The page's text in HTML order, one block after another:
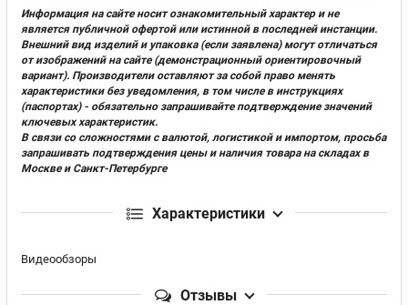
Информация на сайте носит ознакомительный характер и не
является публичной офертой или истинной в последней инстанции.
Внешний вид изделий и упаковка (если заявлена) могут отличаться
от изображений на сайте (демонстрационный ориентировочный
вариант). Производители оставляют за собой право менять
характеристики без уведомления, в том числе в инструкциях
(паспортах) - обязательно запрашивайте подтверждение значений
ключевых характеристик.
В связи со сложностями с валютой, логистикой и импортом, просьба
запрашивать подтверждения цены и наличия товара на складах в
Москве и Санкт-Петербурге
Характеристики
Видеообзоры
Отзывы